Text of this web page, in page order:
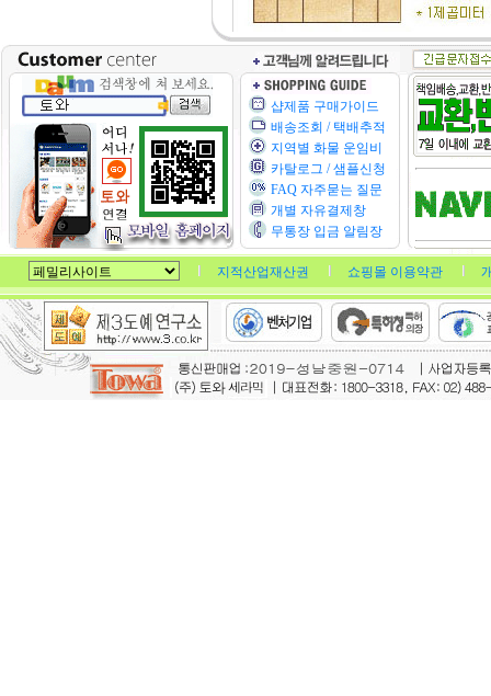
샵제품 구매가이드
배송조회 / 택배추적
지역별 화물 운임비
카탈로그 / 샘플신청
FAQ 자주묻는 질문
개별 자유결제창
무통장 입금 알림장
지적산업재산권 쇼핑몰 이용약관